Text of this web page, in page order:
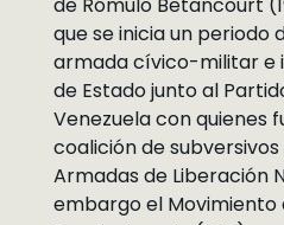
que se inicia un periodo
armada cívico-militar e
de Estado junto al
Venezuela con quienes
coalición de
Armadas de Liberación
embargo el Movimiento